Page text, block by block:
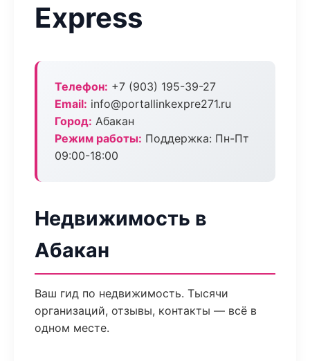
Express
Телефон: +7 (903) 195-39-27
Email: info@portallinkexpre271.ru
Город: Абакан
Режим работы: Поддержка: Пн-Пт
09:00-18:00
Недвижимость в
Абакан
Ваш гид по недвижимость. Тысячи
организаций, отзывы, контакты — всё в
одном месте.